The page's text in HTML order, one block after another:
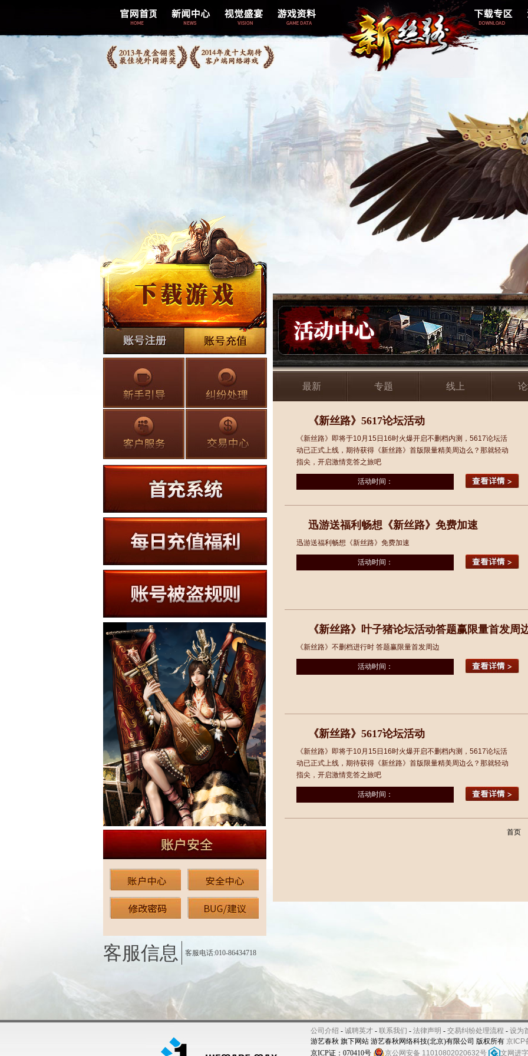
官网新闻
精美壁纸
玩家照片
游戏视频
客服信息 客服电话:010-86434718
最新 专题 线上
《新丝路》5617论坛活动
《新丝路》即将于10月15日16时火爆开启不删档内测，5617论坛活
动已正式上线，期待获得《新丝路》首版限量精美周边么？那就轻动
指尖，开启激情竞答之旅吧
活动时间：
迅游送福利畅想《新丝路》免费加速
迅游送福利畅想《新丝路》免费加速
活动时间：
《新丝路》叶子猪论坛活动答题赢限量首发周
《新丝路》不删档进行时 答题赢限量首发周边
活动时间：
《新丝路》5617论坛活动
《新丝路》即将于10月15日16时火爆开启不删档内测，5617论坛活
动已正式上线，期待获得《新丝路》首版限量精美周边么？那就轻动
指尖，开启激情竞答之旅吧
活动时间：
首页
公司介绍 - 诚聘英才 - 联系我们 - 法律声明 - 交易纠纷处理流程 - 设为
游艺春秋 旗下网站 游艺春秋网络科技(北京)有限公司 版权所有 京ICP
京ICP证：070410号
京公网安备 11010802020632号 文网进